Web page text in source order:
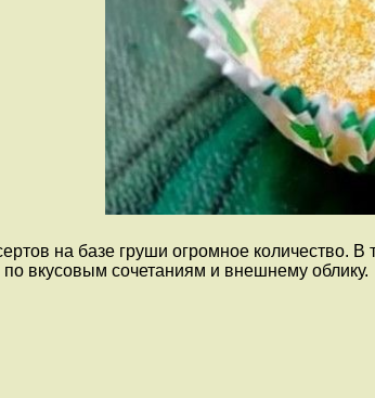
на базе груши огромное количество.
вкусовым сочетаниям и внешнему облику.